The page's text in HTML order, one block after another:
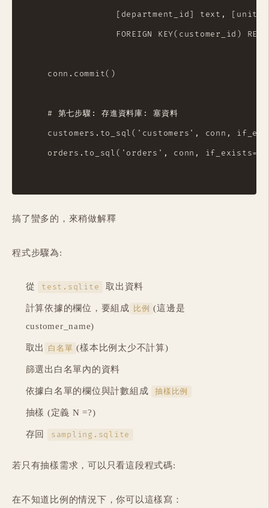
[department_id] text, [unit]
FOREIGN KEY(customer_id)
    conn.commit()
    # 第七步驟: 存進資料庫: 塞資料
customers.to_sql('customers', conn,
orders.to_sql('orders', conn,
搞了蠻多的，來稍做解釋
程式步驟為:
從 test.sqlite 取出資料
計算依據的欄位，要組成 比例 (這邊是
customer_name)
取出 白名單 (樣本比例太少不計算)
篩選出白名單內的資料
依據白名單的欄位與計數組成 抽樣比例
抽樣 (定義 N =?)
存回 sampling.sqlite
若只有抽樣需求，可以只看這段程式碼:
在不知道比例的情況下，你可以這樣寫：